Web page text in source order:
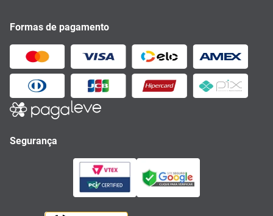
Formas de pagamento
Segurança